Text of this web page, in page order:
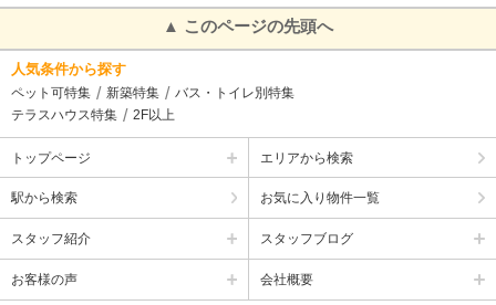
▲ このページの先頭へ
人気条件から探す
ペット可特集 新築特集
バス・トイレ別特集
テラスハウス特集
2F以上
トップページ エリアから検索
駅から検索 お気に入り物件一覧
スタッフ紹介 スタッフブログ
お客様の声 会社概要